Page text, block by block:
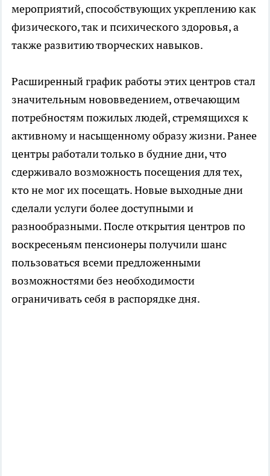
мероприятий, способствующих укреплению как
физического, так и психического здоровья, а
также развитию творческих навыков.
Расширенный график работы этих центров стал
значительным нововведением, отвечающим
потребностям пожилых людей, стремящихся к
активному и насыщенному образу жизни. Ранее
центры работали только в будние дни, что
сдерживало возможность посещения для тех,
кто не мог их посещать. Новые выходные дни
сделали услуги более доступными и
разнообразными. После открытия центров по
воскресеньям пенсионеры получили шанс
пользоваться всеми предложенными
возможностями без необходимости
ограничивать себя в распорядке дня.